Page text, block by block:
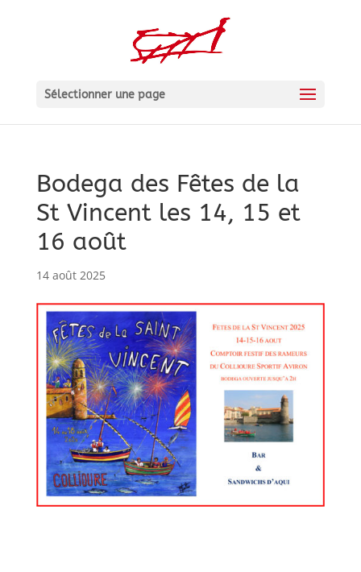
Sélectionner une page
Bodega des Fêtes de la
St Vincent les 14, 15 et
16 août
14 août 2025